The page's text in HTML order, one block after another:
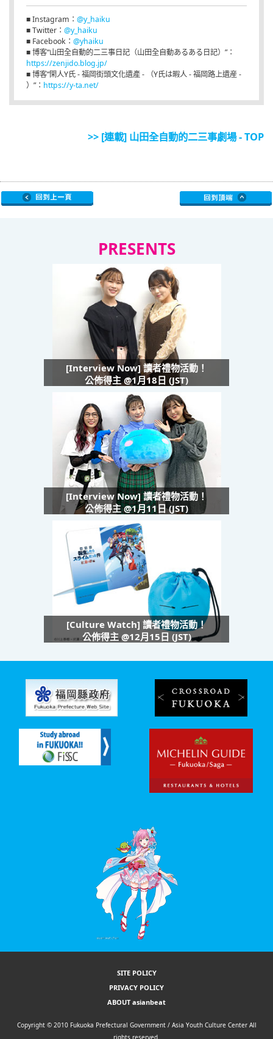
■ Instagram： @y_haiku
■ Twitter： @y_haiku
■ Facebook： @yhaiku
■ 博客“山田全自動的二三事日記（山田全自動あるある日記）”：
https://zenjido.blog.jp/
■ 博客“閑人Y氏 - 福岡街頭文化遺產 - （Y氏は暇人 - 福岡路上遺産 -
）”： https://y-ta.net/
>> [連載] 山田全自動的二三事劇場 - TOP
PRESENTS
[Interview Now] 讀者禮物活動！
公佈得主 @1月18日 (JST)
[Interview Now] 讀者禮物活動！
公佈得主 @1月11日 (JST)
[Culture Watch] 讀者禮物活動！
公佈得主 @12月15日 (JST)
SITE POLICY
PRIVACY POLICY
ABOUT asianbeat
Copyright © 2010 Fukuoka Prefectural Government / Asia Youth Culture Center All